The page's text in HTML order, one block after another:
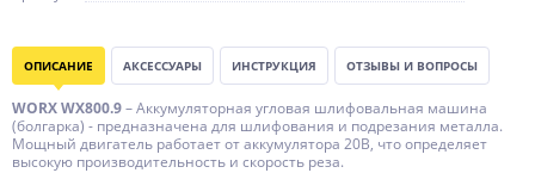
ОПИСАНИЕ АКСЕССУАРЫ ИНСТРУКЦИЯ ОТЗЫВЫ И ВОПРОСЫ
WORX WX800.9– Аккумуляторная угловая шлифовальная машина
(болгарка) - предназначена для шлифования и подрезания металла.
Мощный двигатель работает от аккумулятора 20В, что определяет
высокую производительность и скорость реза.